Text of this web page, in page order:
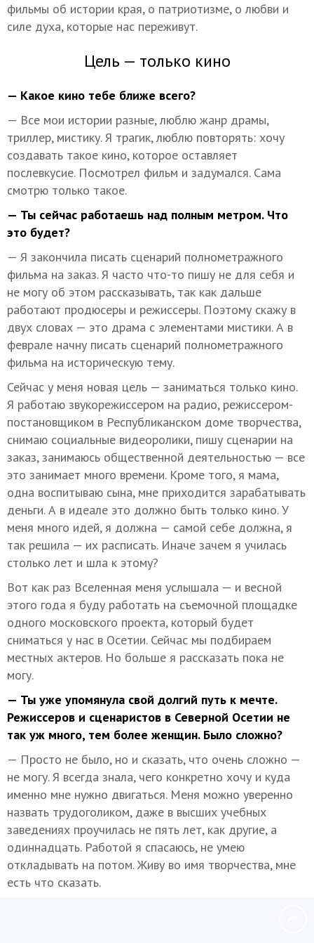
фильмы об истории края, о патриотизме, о любви и
силе духа, которые нас переживут.
Цель — только кино
— Какое кино тебе ближе всего?
— Все мои истории разные, люблю жанр драмы,
триллер, мистику. Я трагик, люблю повторять: хочу
создавать такое кино, которое оставляет
послевкусие. Посмотрел фильм и задумался. Сама
смотрю только такое.
— Ты сейчас работаешь над полным метром. Что
это будет?
— Я закончила писать сценарий полнометражного
фильма на заказ. Я часто что-то пишу не для себя и
не могу об этом рассказывать, так как дальше
работают продюсеры и режиссеры. Поэтому скажу в
двух словах — это драма с элементами мистики. А в
феврале начну писать сценарий полнометражного
фильма на историческую тему.
Сейчас у меня новая цель — заниматься только кино.
Я работаю звукорежиссером на радио, режиссером-
постановщиком в Республиканском доме творчества,
снимаю социальные видеоролики, пишу сценарии на
заказ, занимаюсь общественной деятельностью — все
это занимает много времени. Кроме того, я мама,
одна воспитываю сына, мне приходится зарабатывать
деньги. А в идеале это должно быть только кино. У
меня много идей, я должна — самой себе должна, я
так решила — их расписать. Иначе зачем я училась
столько лет и шла к этому?
Вот как раз Вселенная меня услышала — и весной
этого года я буду работать на съемочной площадке
одного московского проекта, который будет
сниматься у нас в Осетии. Сейчас мы подбираем
местных актеров. Но больше я рассказать пока не
могу.
— Ты уже упомянула свой долгий путь к мечте.
Режиссеров и сценаристов в Северной Осетии не
так уж много, тем более женщин. Было сложно?
— Просто не было, но и сказать, что очень сложно —
не могу. Я всегда знала, чего конкретно хочу и куда
именно мне нужно двигаться. Меня можно уверенно
назвать трудоголиком, даже в высших учебных
заведениях проучилась не пять лет, как другие, а
одиннадцать. Работой я спасаюсь, не умею
откладывать на потом. Живу во имя творчества, мне
есть что сказать.